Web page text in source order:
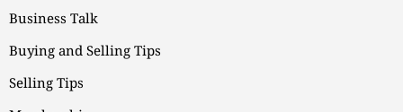
Business Talk
Buying and Selling Tips
Selling Tips